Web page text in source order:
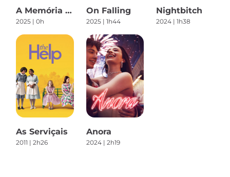
A Memória do Cheiro das Coisas
2025 | 0h
On Falling
2025 | 1h44
Nightbitch
2024 | 1h38
As Serviçais
2011 | 2h26
Anora
2024 | 2h19